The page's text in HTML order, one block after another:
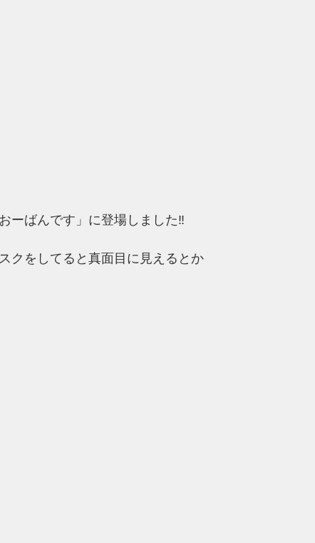
おーばんです」に登場しました‼
クをしてると真面目に見えるとか